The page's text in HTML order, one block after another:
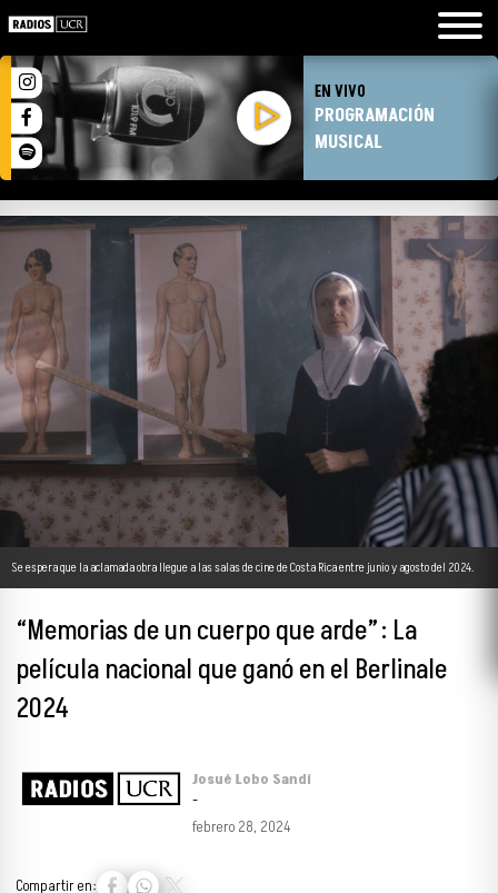
EN VIVO
PROGRAMACIÓN
MUSICAL
Se espera que la aclamada obra llegue a las salas de cine de Costa Rica entre junio y agosto del 2024.
“Memorias de un cuerpo que arde”: La
película nacional que ganó en el Berlinale
2024
Josué Lobo Sandí
-
febrero 28, 2024
Compartir en: